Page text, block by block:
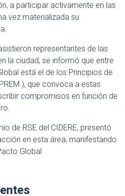
a participar activamente en las
vez materializada su
representantes de las
la ciudad, se informó que entre
está el de los Principios de
), que convoca a estas
compromisos en función de
de RSE del CIDERE, presentó
en esta área, manifestando
Global